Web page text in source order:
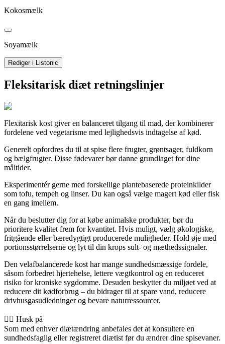
Kokosmælk
Soyamælk
Rediger i Listonic
Fleksitarisk diæt retningslinjer
Flexitarisk kost giver en balanceret tilgang til mad, der kombinerer
fordelene ved vegetarisme med lejlighedsvis indtagelse af kød.
Generelt opfordres du til at spise flere frugter, grøntsager, fuldkorn
og bælgfrugter. Disse fødevarer bør danne grundlaget for dine
måltider.
Eksperimentér gerne med forskellige plantebaserede proteinkilder
som tofu, tempeh og linser. Du kan også vælge magert kød eller fisk
en gang imellem.
Når du beslutter dig for at købe animalske produkter, bør du
prioritere kvalitet frem for kvantitet. Hvis muligt, vælg økologiske,
fritgående eller bæredygtigt producerede muligheder. Hold øje med
portionsstørrelserne og lyt til din krops sult- og mæthedssignaler.
Den velafbalancerede kost har mange sundhedsmæssige fordele,
såsom forbedret hjertehelse, lettere vægtkontrol og en reduceret
risiko for kroniske sygdomme. Desuden beskytter du miljøet ved at
reducere dit kødforbrug – du bidrager til at spare vand, reducere
drivhusgasudledninger og bevare naturressourcer.
👨‍⚕️️ Husk på
Som med enhver diætændring anbefales det at konsultere en
sundhedsfaglig eller registreret diætist før du ændrer dine spisevaner.